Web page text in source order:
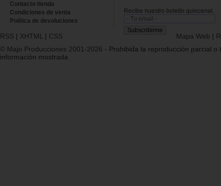
Contacto tienda
Condiciones de venta
Política de devoluciones
Recibe nuestro boletín quincenal.
RSS | XHTML | CSS Mapa Web |
© Majo Producciones 2001-2026 - Prohibida la reproducción parcial o
información mostrada